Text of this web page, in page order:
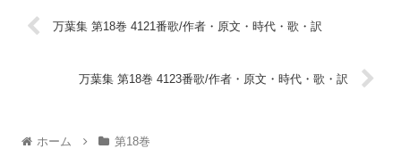
万葉集 第18巻 4121番歌/作者・原文・時代・歌・訳
万葉集 第18巻 4123番歌/作者・原文・時代・歌・訳
ホーム 第18巻